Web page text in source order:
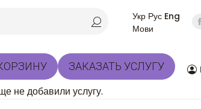
Укр Рус Eng
Мови
ЗАКАЗАТЬ УСЛУГУ
не добавили услугу.